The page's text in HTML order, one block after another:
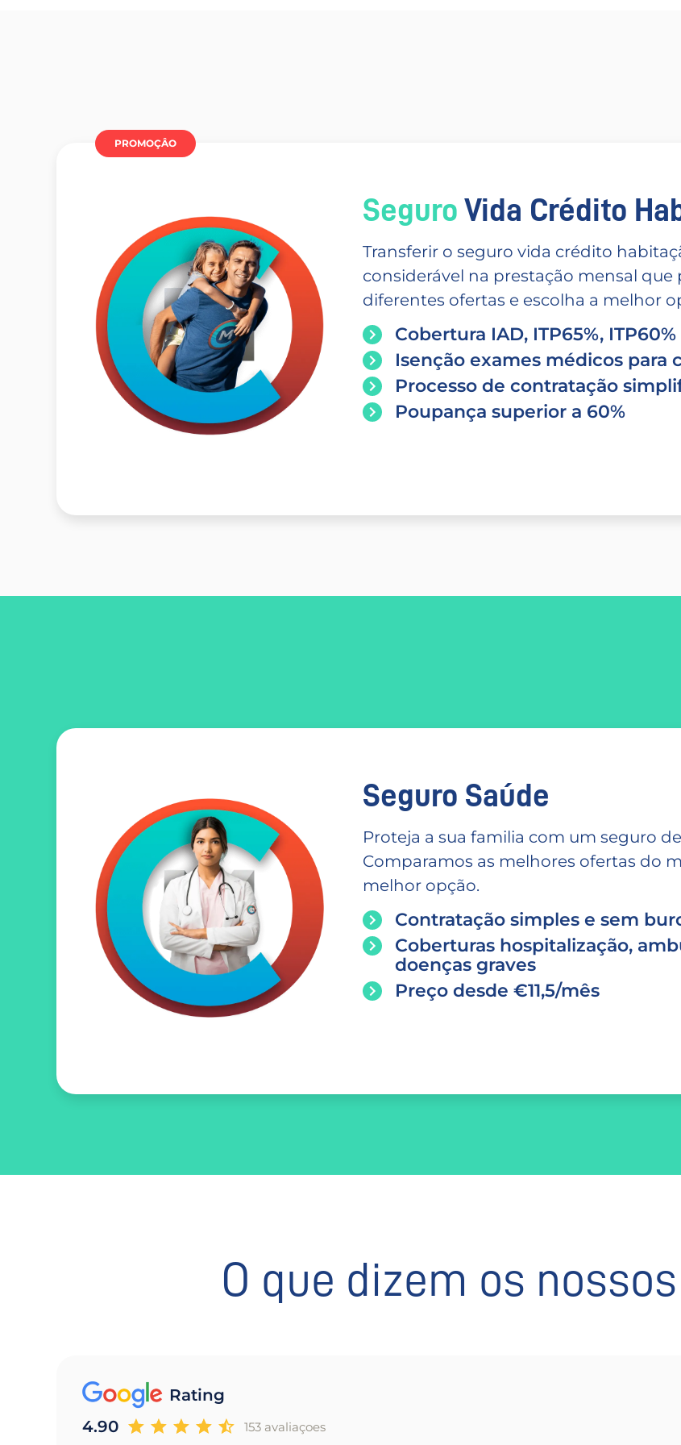
PROMOÇÂO
Seguro Vida Crédito
Transferir o seguro vida crédito
considerável na prestação mensal que
diferentes ofertas e escolha a melhor
Cobertura IAD, ITP65%, ITP60%
Isenção exames médicos para
Processo de contratação
Poupança superior a 60%
Seguro Saúde
Proteja a sua familia com um seguro
Comparamos as melhores ofertas do
melhor opção.
Contratação simples e sem
Coberturas hospitalização,
doenças graves
Preço desde €11,5/mês
O que dizem os nossos
Rating
4.90
153 avaliaçoes